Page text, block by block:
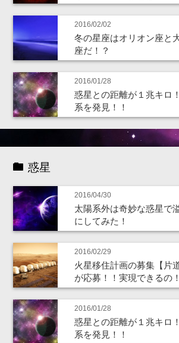
2016/02/02
冬の星座はオリオン座と
座だ！？
2016/01/28
惑星との距離が１兆キロ
系を発見！！
惑星
2016/04/30
太陽系外は奇妙な惑星で
にしてみた！
2016/02/29
火星移住計画の募集【片
が応募！！実現できるの
2016/01/28
惑星との距離が１兆キロ
系を発見！！